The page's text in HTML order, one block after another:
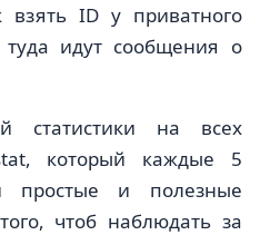
ID у приватного
туда идут сообщения о
статистики на всех
который каждые 5
простые и полезные
чтоб наблюдать за